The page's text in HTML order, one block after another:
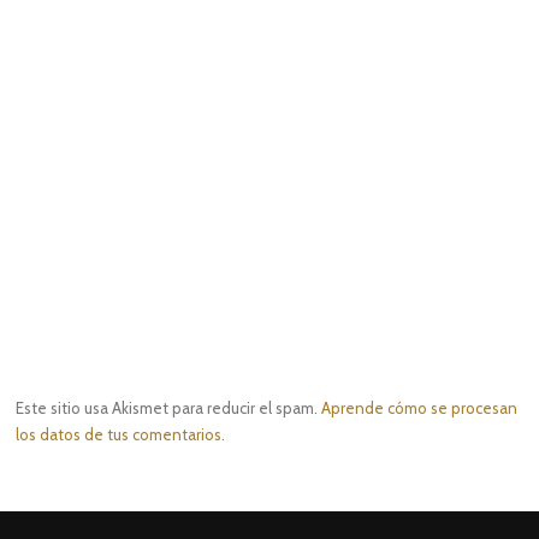
Este sitio usa Akismet para reducir el spam.Aprende cómo se procesan
los datos de tus comentarios.